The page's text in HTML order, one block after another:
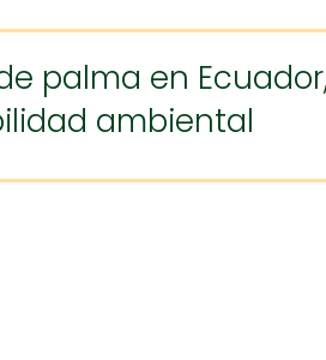
palma en
ambiental